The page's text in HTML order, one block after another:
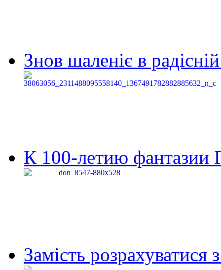
Знов шаленіє в
К 100-летию фантазии
Замість